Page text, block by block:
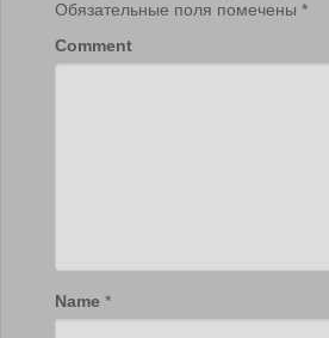
Обязательные поля помечены *
Comment
Name *